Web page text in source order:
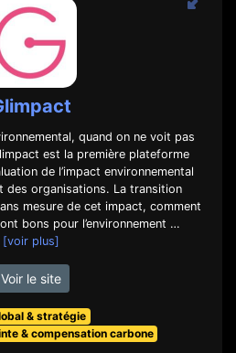
quand on ne voit pas
est la première plateforme
de l’impact environnemental
des organisations. La transition
mesure de cet impact, comment
bons pour l’environnement …
[voir plus]
Voir le site
& stratégie
& compensation carbone